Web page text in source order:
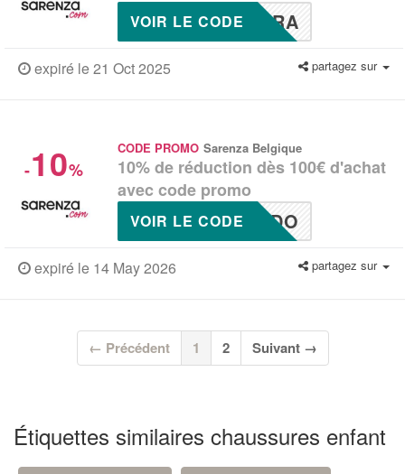
TRA
VOIR LE CODE
expiré le 21 Oct 2025 partagez sur
-10%
CODE PROMO Sarenza Belgique
10% de réduction dès 100€ d'achat
avec code promo
KDO
VOIR LE CODE
expiré le 14 May 2026 partagez sur
← Précédent 1 (current)
2 Suivant →
Étiquettes similaires chaussures enfant